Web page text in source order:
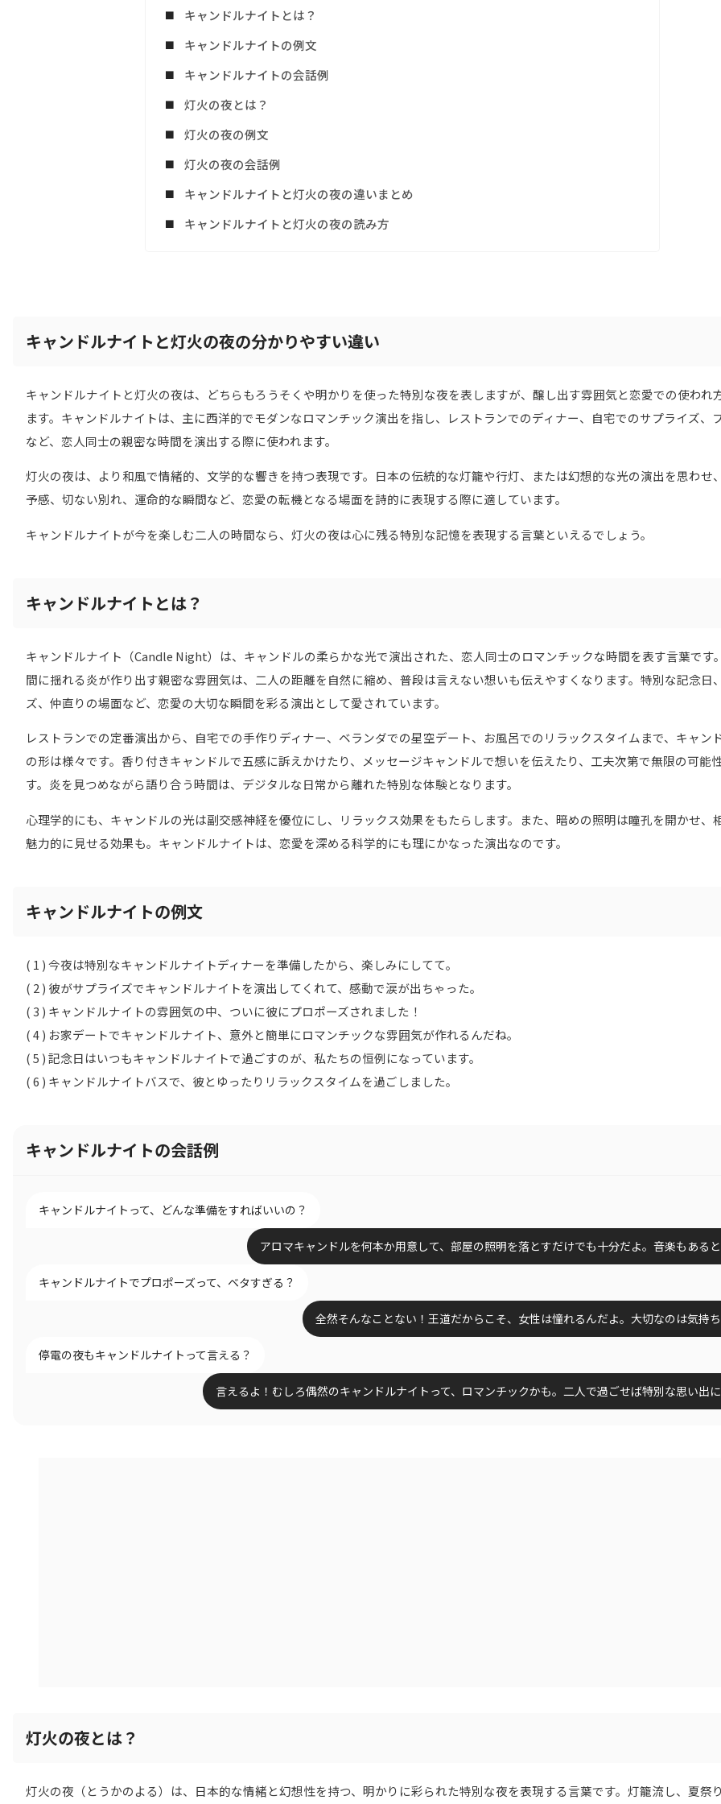
キャンドルナイトとは？
キャンドルナイトの例文
キャンドルナイトの会話例
灯火の夜とは？
灯火の夜の例文
灯火の夜の会話例
キャンドルナイトと灯火の夜の違いまとめ
キャンドルナイトと灯火の夜の読み方
キャンドルナイトと灯火の夜の分かりやすい違い
キャンドルナイトと灯火の夜は、どちらもろうそくや明かりを使った特別な夜を表しますが、醸し出す雰囲気と恋愛での使われ
ます。キャンドルナイトは、主に西洋的でモダンなロマンチック演出を指し、レストランでのディナー、自宅でのサプライズ、
など、恋人同士の親密な時間を演出する際に使われます。
灯火の夜は、より和風で情緒的、文学的な響きを持つ表現です。日本の伝統的な灯籠や行灯、または幻想的な光の演出を思わせ
予感、切ない別れ、運命的な瞬間など、恋愛の転機となる場面を詩的に表現する際に適しています。
キャンドルナイトが今を楽しむ二人の時間なら、灯火の夜は心に残る特別な記憶を表現する言葉といえるでしょう。
キャンドルナイトとは？
キャンドルナイト（Candle Night）は、キャンドルの柔らかな光で演出された、恋人同士のロマンチックな時間を表す言葉です
間に揺れる炎が作り出す親密な雰囲気は、二人の距離を自然に縮め、普段は言えない想いも伝えやすくなります。特別な記念日
ズ、仲直りの場面など、恋愛の大切な瞬間を彩る演出として愛されています。
レストランでの定番演出から、自宅での手作りディナー、ベランダでの星空デート、お風呂でのリラックスタイムまで、キャン
の形は様々です。香り付きキャンドルで五感に訴えかけたり、メッセージキャンドルで想いを伝えたり、工夫次第で無限の可能
す。炎を見つめながら語り合う時間は、デジタルな日常から離れた特別な体験となります。
心理学的にも、キャンドルの光は副交感神経を優位にし、リラックス効果をもたらします。また、暗めの照明は瞳孔を開かせ、
魅力的に見せる効果も。キャンドルナイトは、恋愛を深める科学的にも理にかなった演出なのです。
キャンドルナイトの例文
( 1 ) 今夜は特別なキャンドルナイトディナーを準備したから、楽しみにしてて。
( 2 ) 彼がサプライズでキャンドルナイトを演出してくれて、感動で涙が出ちゃった。
( 3 ) キャンドルナイトの雰囲気の中、ついに彼にプロポーズされました！
( 4 ) お家デートでキャンドルナイト、意外と簡単にロマンチックな雰囲気が作れるんだね。
( 5 ) 記念日はいつもキャンドルナイトで過ごすのが、私たちの恒例になっています。
( 6 ) キャンドルナイトバスで、彼とゆったりリラックスタイムを過ごしました。
キャンドルナイトの会話例
キャンドルナイトって、どんな準備をすればいいの？
アロマキャンドルを何本か用意して、部屋の照明を落とすだけでも十分だよ。音楽もある
キャンドルナイトでプロポーズって、ベタすぎる？
全然そんなことない！王道だからこそ、女性は憧れるんだよ。大切なのは気持
停電の夜もキャンドルナイトって言える？
言えるよ！むしろ偶然のキャンドルナイトって、ロマンチックかも。二人で過ごせば特別な思い出
灯火の夜とは？
灯火の夜（とうかのよる）は、日本的な情緒と幻想性を持つ、明かりに彩られた特別な夜を表現する言葉です。灯籠流し、夏祭